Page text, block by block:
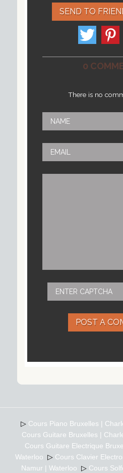
SEND TO
0
There is no
POST A
▷ Cours Piano Bruxelles |
Cours Guitare Bruxelles |
Cours Guitare Electrique
Waterloo ▷ Cours Clavier
Namur | Waterloo ▷ Cours